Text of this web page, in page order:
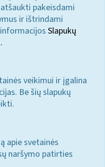
pakeisdami
ir ištrindami
Slapukų
veikimui ir įgalina
Be šių slapukų
apie svetainės
naršymo patirties